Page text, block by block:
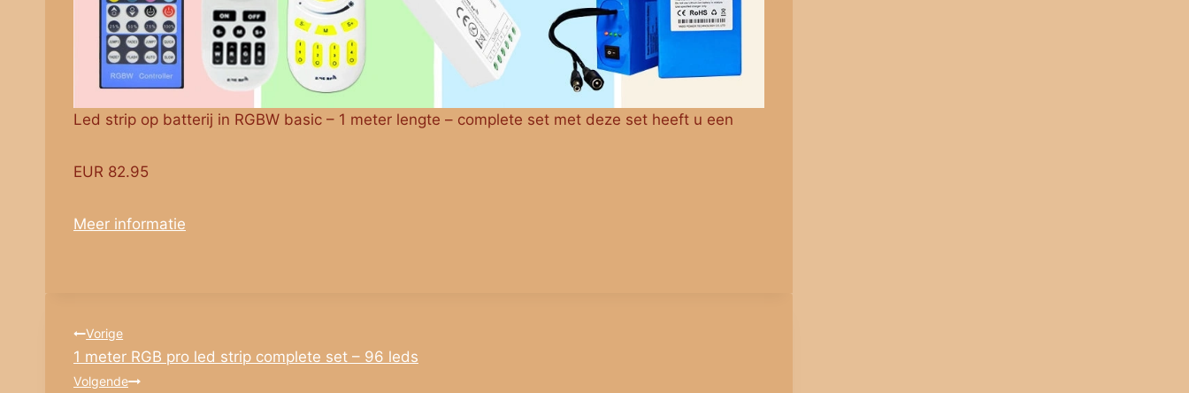
Led strip op batterij in RGBW basic – 1 meter lengte – complete set met deze set heeft u een
EUR 82.95
Meer informatie
Bericht
navigatie
Vorige
1 meter RGB pro led strip complete set – 96 leds
Volgende